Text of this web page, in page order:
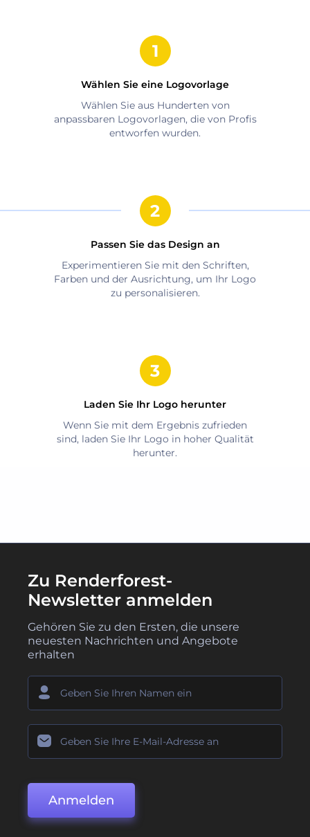
Wählen Sie eine Logovorlage
Wählen Sie aus Hunderten von
anpassbaren Logovorlagen, die von Profis
entworfen wurden.
Passen Sie das Design an
Experimentieren Sie mit den Schriften,
Farben und der Ausrichtung, um Ihr Logo
zu personalisieren.
Laden Sie Ihr Logo herunter
Wenn Sie mit dem Ergebnis zufrieden
sind, laden Sie Ihr Logo in hoher Qualität
herunter.
Zu Renderforest-
Newsletter anmelden
Gehören Sie zu den Ersten, die unsere
neuesten Nachrichten und Angebote
erhalten
Anmelden